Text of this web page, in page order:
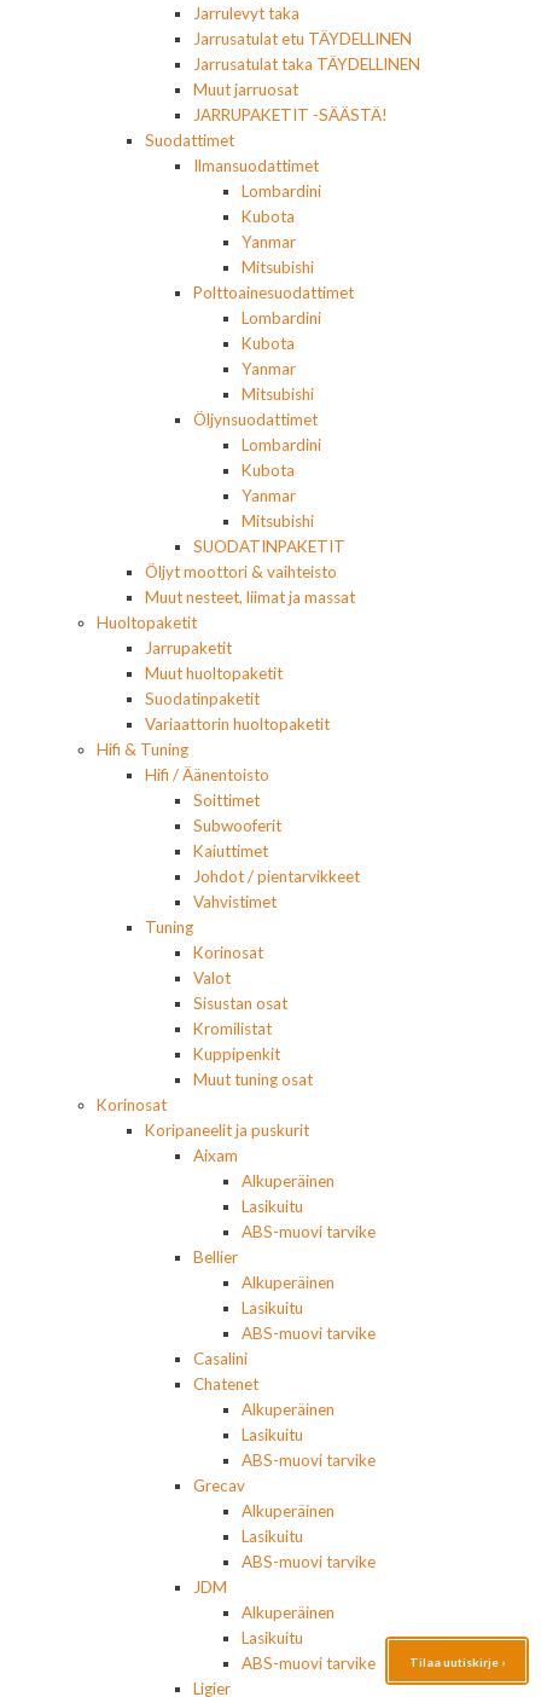
Jarrulevyt taka
Jarrusatulat etu TÄYDELLINEN
Jarrusatulat taka TÄYDELLINEN
Muut jarruosat
JARRUPAKETIT -SÄÄSTÄ!
Suodattimet
Ilmansuodattimet
Lombardini
Kubota
Yanmar
Mitsubishi
Polttoainesuodattimet
Lombardini
Kubota
Yanmar
Mitsubishi
Öljynsuodattimet
Lombardini
Kubota
Yanmar
Mitsubishi
SUODATINPAKETIT
Öljyt moottori & vaihteisto
Muut nesteet, liimat ja massat
Huoltopaketit
Jarrupaketit
Muut huoltopaketit
Suodatinpaketit
Variaattorin huoltopaketit
Hifi & Tuning
Hifi / Äänentoisto
Soittimet
Subwooferit
Kaiuttimet
Johdot / pientarvikkeet
Vahvistimet
Tuning
Korinosat
Valot
Sisustan osat
Kromilistat
Kuppipenkit
Muut tuning osat
Korinosat
Koripaneelit ja puskurit
Aixam
Alkuperäinen
Lasikuitu
ABS-muovi tarvike
Bellier
Alkuperäinen
Lasikuitu
ABS-muovi tarvike
Casalini
Chatenet
Alkuperäinen
Lasikuitu
ABS-muovi tarvike
Grecav
Alkuperäinen
Lasikuitu
ABS-muovi tarvike
JDM
Alkuperäinen
Lasikuitu
ABS-muovi tarvike
Ligier
Tilaa uutiskirje ›